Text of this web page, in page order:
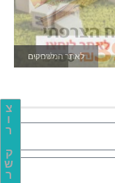
צ
ו
ר
ק
ש
ר
לאתר המשחקים